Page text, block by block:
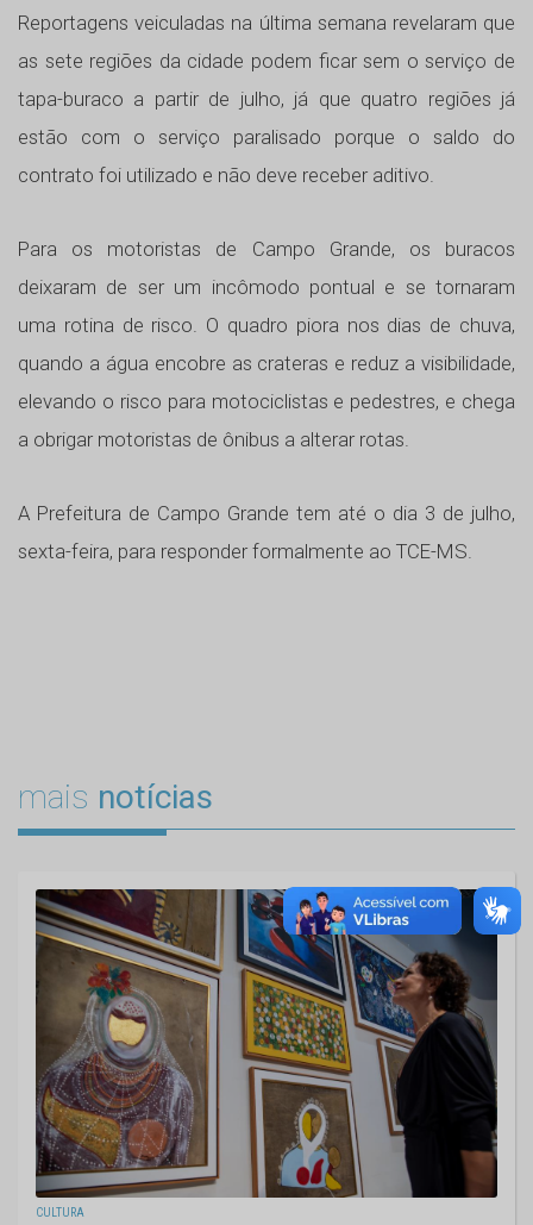
Reportagens veiculadas na última semana revelaram que
as sete regiões da cidade podem ficar sem o serviço de
tapa-buraco a partir de julho, já que quatro regiões já
estão com o serviço paralisado porque o saldo do
contrato foi utilizado e não deve receber aditivo.
Para os motoristas de Campo Grande, os buracos
deixaram de ser um incômodo pontual e se tornaram
uma rotina de risco. O quadro piora nos dias de chuva,
quando a água encobre as crateras e reduz a visibilidade,
elevando o risco para motociclistas e pedestres, e chega
a obrigar motoristas de ônibus a alterar rotas.
A Prefeitura de Campo Grande tem até o dia 3 de julho,
sexta-feira, para responder formalmente ao TCE-MS.
mais notícias
CULTURA